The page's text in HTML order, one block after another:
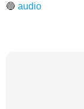
🔵 audio